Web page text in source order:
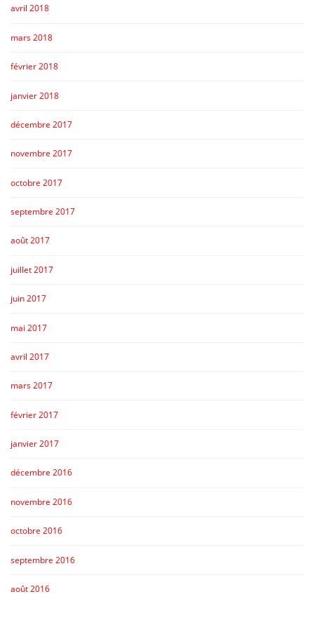
avril 2018
mars 2018
février 2018
janvier 2018
décembre 2017
novembre 2017
octobre 2017
septembre 2017
août 2017
juillet 2017
juin 2017
mai 2017
avril 2017
mars 2017
février 2017
janvier 2017
décembre 2016
novembre 2016
octobre 2016
septembre 2016
août 2016